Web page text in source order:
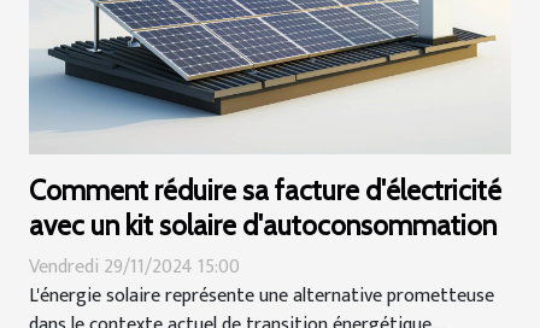
Comment réduire sa facture d'électricité
avec un kit solaire d'autoconsommation
Vendredi 29/11/2024 15:00
L'énergie solaire représente une alternative prometteuse